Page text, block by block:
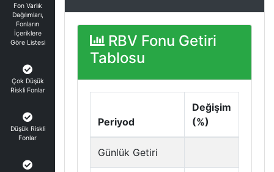
Fon Varlık
Dağılımları,
Fonların
İçeriklere
Göre Listesi
Çok Düşük
Riskli Fonlar
Düşük Riskli
Fonlar
RBV Fonu Getiri
Tablosu
Periyod
Değişim
(%)
Günlük Getiri